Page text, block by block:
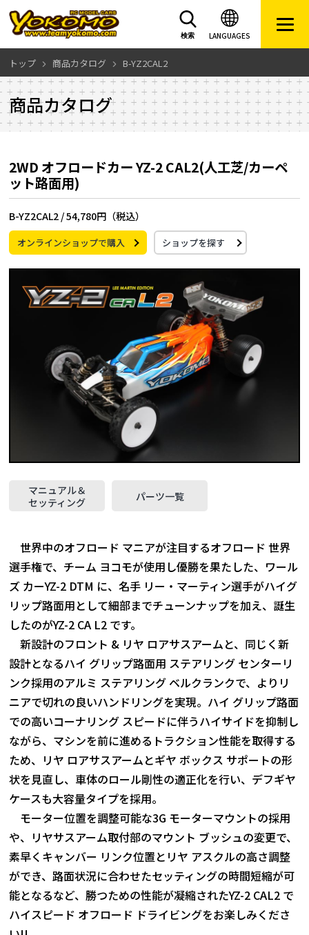
LANGUAGES
検索
トップ 商品カタログ B-YZ2CAL2
商品カタログ
2WD オフロードカー YZ-2 CAL2(人工芝/カーペ
ット路面用)
B-YZ2CAL2 /54,780円（税込）
オンラインショップで購入 ショップを探す
マニュアル＆
セッティング
パーツ一覧
世界中のオフロード マニアが注目するオフロード 世界
選手権で、チーム ヨコモが使用し優勝を果たした、ワール
ズ カーYZ-2 DTM に、名手 リー・マーティン選手がハイグ
リップ路面用として細部までチューンナップを加え、誕生
したのがYZ-2 CA L2 です。
新設計のフロント & リヤ ロアサスアームと、同じく新
設計となるハイ グリップ路面用 ステアリング センターリ
ンク採用のアルミ ステアリング ベルクランクで、よりリ
ニアで切れの良いハンドリングを実現。ハイ グリップ路面
での高いコーナリング スピードに伴うハイサイドを抑制し
ながら、マシンを前に進めるトラクション性能を取得する
ため、リヤ ロアサスアームとギヤ ボックス サポートの形
状を見直し、車体のロール剛性の適正化を行い、デフギヤ
ケースも大容量タイプを採用。
モーター位置を調整可能な3G モーターマウントの採用
や、リヤサスアーム取付部のマウント ブッシュの変更で、
素早くキャンバー リンク位置とリヤ アスクルの高さ調整
ができ、路面状況に合わせたセッティングの時間短縮が可
能となるなど、勝つための性能が凝縮されたYZ-2 CAL2 で
ハイスピード オフロード ドライビングをお楽しみくださ